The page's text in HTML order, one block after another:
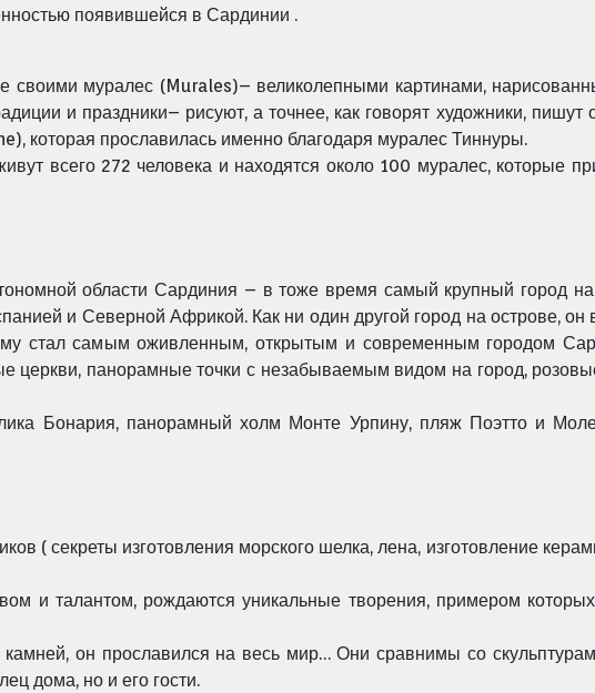
появившейся в Сардинии .
муралес (Murales)– великолепными картинами,
и праздники– рисуют, а точнее, как говорят художники,
которая прославилась именно благодаря муралес Тиннуры.
всего 272 человека и находятся около 100 муралес, которые
области Сардиния – в тоже время самый крупный город
и Северной Африкой. Как ни один другой город на острове,
стал самым оживленным, открытым и современным городом
церкви, панорамные точки с незабываемым видом на город,
Бонария, панорамный холм Монте Урпину, пляж Поэтто и
( секреты изготовления морского шелка, лена, изготовление
и талантом, рождаются уникальные творения, примером
он прославился на весь мир… Они сравнимы со
дома, но и его гости.